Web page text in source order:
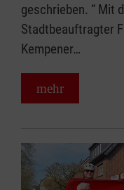
geschrieben. “ Mit
Stadtbeauftragter
Kempener…
mehr